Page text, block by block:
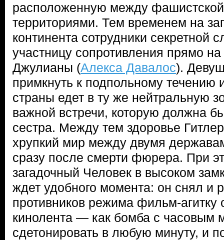
расположенную между
территориями. Тем временем на
континента сотрудники
участницу сопротивления прямо
Джулианы (Алекса Давалос).
примкнуть к подпольному течению
страны едет в ту же нейтральную
важной встречи, которую должна
сестра. Между тем здоровье
хрупкий мир между двумя
сразу после смерти фюрера. При
загадочный Человек в высоком
ждет удобного момента: он снял и
противников режима фильм-агитку
кинолента — как бомба с часовым
сдетонировать в любую минуту, и